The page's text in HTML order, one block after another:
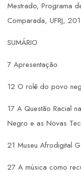
Mestrado, Programa
Comparada, UFRJ,
SUMÁRIO
7 Apresentação
12 O rolê do povo
17 A Questão Racial
Negro e as Novas
21 Museu Afrodigital
27 A música como